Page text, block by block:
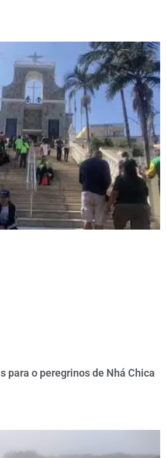
para o peregrinos de Nhá Chica